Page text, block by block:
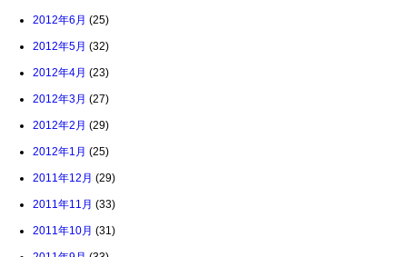
2012年6月 (25)
2012年5月 (32)
2012年4月 (23)
2012年3月 (27)
2012年2月 (29)
2012年1月 (25)
2011年12月 (29)
2011年11月 (33)
2011年10月 (31)